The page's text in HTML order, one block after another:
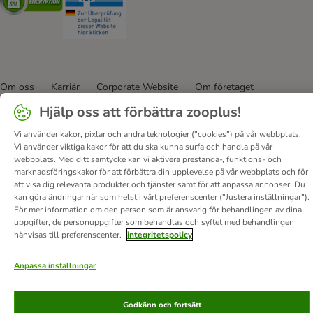
Om oss Karriär Corporate Website
Om företaget
Villkor
DSA Ångra avtalet här Betalningssätt
Dataskydd
© zooplus SE2026
Hjälp oss att förbättra zooplus!
Vi använder kakor, pixlar och andra teknologier ("cookies") på vår webbplats.
Vi använder viktiga kakor för att du ska kunna surfa och handla på vår
webbplats. Med ditt samtycke kan vi aktivera prestanda-, funktions- och
marknadsföringskakor för att förbättra din upplevelse på vår webbplats och för
att visa dig relevanta produkter och tjänster samt för att anpassa annonser. Du
kan göra ändringar när som helst i vårt preferenscenter ("Justera inställningar").
För mer information om den person som är ansvarig för behandlingen av dina
uppgifter, de personuppgifter som behandlas och syftet med behandlingen
hänvisas till preferenscenter. integritetspolicy
Anpassa inställningar
Godkänn och fortsätt